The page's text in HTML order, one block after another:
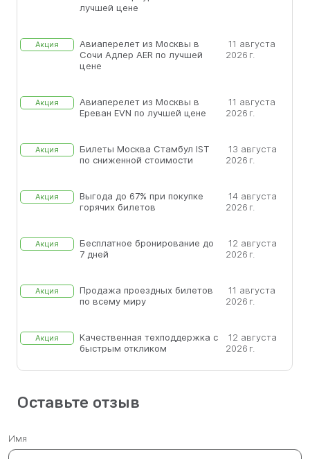
лучшей цене
Акция
Авиаперелет из Москвы в
Сочи Адлер AER по лучшей
цене
11 августа
2026 г.
Акция
Авиаперелет из Москвы в
Ереван EVN по лучшей цене
11 августа
2026 г.
Акция
Билеты Москва Стамбул IST
по сниженной стоимости
13 августа
2026 г.
Акция
Выгода до 67% при покупке
горячих билетов
14 августа
2026 г.
Акция
Бесплатное бронирование до
7 дней
12 августа
2026 г.
Акция
Продажа проездных билетов
по всему миру
11 августа
2026 г.
Акция
Качественная техподдержка с
быстрым откликом
12 августа
2026 г.
Оставьте отзыв
Имя